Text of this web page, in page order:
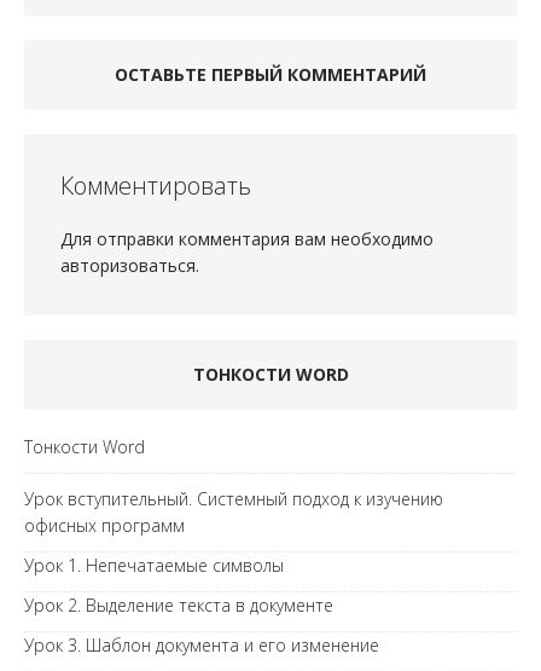
ОСТАВЬТЕ ПЕРВЫЙ КОММЕНТАРИЙ
Комментировать
Для отправки комментария вам необходимо
авторизоваться.
ТОНКОСТИ WORD
Тонкости Word
Урок вступительный. Системный подход к изучению
офисных программ
Урок 1. Непечатаемые символы
Урок 2. Выделение текста в документе
Урок 3. Шаблон документа и его изменение